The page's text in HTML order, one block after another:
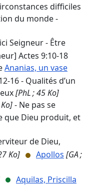
difficiles
du monde -
Seigneur - Être
Actes 9:10-18
Ananias, un vase
16 - Qualités d’un
[PhL ; 45 Ko]
- Ne pas se
que Dieu produit, et
de Dieu,
Ko] Apollos [GA ;
Aquilas, Priscilla